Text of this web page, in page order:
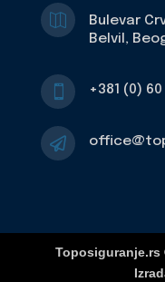

Bulevar
Belvil,
 +381 (0)

Toposiguranje.rs